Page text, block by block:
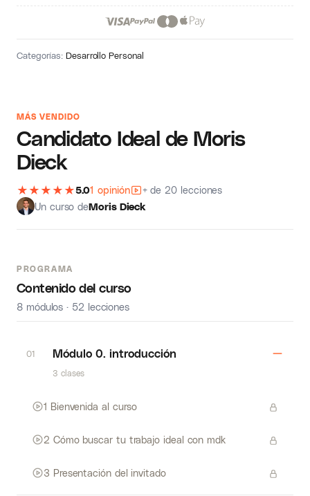
MÁS VENDIDO
Candidato Ideal de Moris
Dieck
★ ★ ★ ★ ★5.01 opinión
+ de 20 lecciones
Un curso deMoris Dieck
PROGRAMA
Contenido del curso
8 módulos · 52 lecciones
01 Módulo 0. introducción
3 clases
1 Bienvenida al curso
2 Cómo buscar tu trabajo ideal con mdk
3 Presentación del invitado
Categorías:Desarrollo Personal